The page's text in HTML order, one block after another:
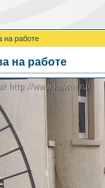
на работе
на работе